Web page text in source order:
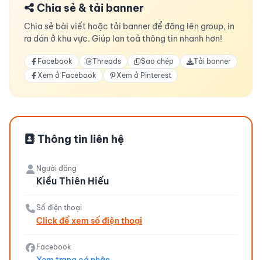
Chia sẻ & tải banner
Chia sẻ bài viết hoặc tải banner để đăng lên group, in
ra dán ở khu vực. Giúp lan toả thông tin nhanh hơn!
Facebook Threads Sao chép
Tải banner
Xem ở Facebook
Xem ở Pinterest
Thông tin liên hệ
Người đăng
Kiều Thiên Hiếu
Số điện thoại
Click để xem số điện thoại
Facebook